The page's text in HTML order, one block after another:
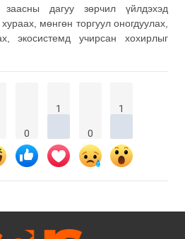
дагуу зөрчил үйлдэхэд
мөнгөн торгуул оногдуулах,
экосистемд учирсан хохирлыг
0
1
0
1